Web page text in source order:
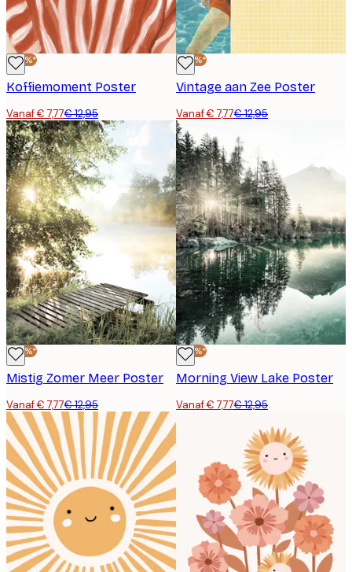
-40%*
Koffiemoment Poster
Vanaf € 7,77€ 12,95
-40%*
Vintage aan Zee Poster
Vanaf € 7,77€ 12,95
-40%*
Mistig Zomer Meer Poster
Vanaf € 7,77€ 12,95
-40%*
Morning View Lake Poster
Vanaf € 7,77€ 12,95